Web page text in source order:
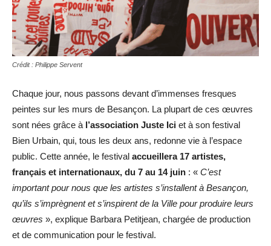
Crédit : Philippe Servent
Chaque jour, nous passons devant d’immenses fresques
peintes sur les murs de Besançon. La plupart de ces œuvres
sont nées grâce à l’association Juste Ici et à son festival
Bien Urbain, qui, tous les deux ans, redonne vie à l’espace
public. Cette année, le festival accueillera 17 artistes,
français et internationaux, du 7 au 14 juin : « C’est
important pour nous que les artistes s’installent à Besançon,
qu’ils s’imprègnent et s’inspirent de la Ville pour produire leurs
œuvres », explique Barbara Petitjean, chargée de production
et de communication pour le festival.